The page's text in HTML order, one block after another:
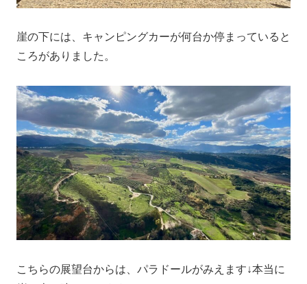
崖の下には、キャンピングカーが何台か停まっていると
ころがありました。
こちらの展望台からは、パラドールがみえます↓本当に